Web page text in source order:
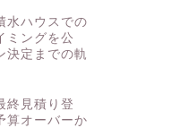
水ハウスでの
ミングを公
決定までの軌
終見積り登
算オーバーか